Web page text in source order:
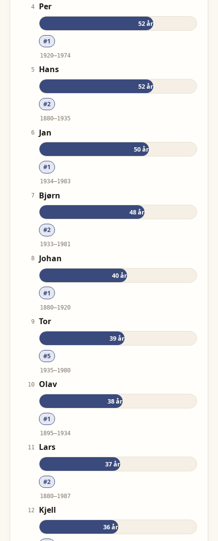
4
Per
52år
#1
1920–1974
5
Hans
52år
#2
1880–1935
6
Jan
50år
#1
1934–1983
7
Bjørn
48år
#2
1933–1981
8
Johan
40år
#1
1880–1920
9
Tor
39år
#5
1935–1980
10
Olav
38år
#1
1895–1934
11
Lars
37år
#2
1880–1987
12
Kjell
36år